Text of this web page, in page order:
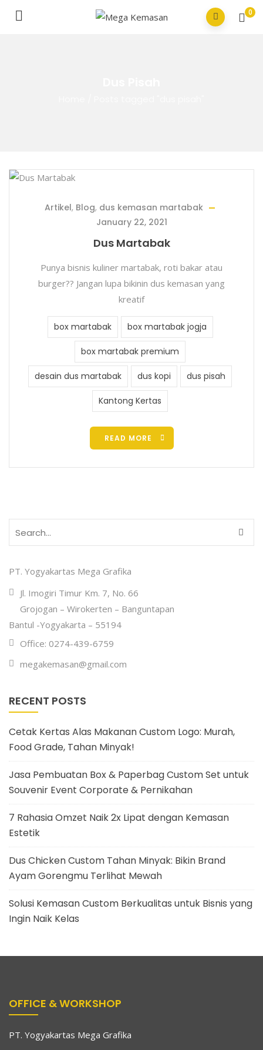
0
Artikel, Blog, dus kemasan martabak
January 22, 2021
Dus Martabak
Punya bisnis kuliner martabak, roti bakar atau
burger?? Jangan lupa bikinin dus kemasan yang
kreatif
box martabak box martabak jogja
box martabak premium
desain dus martabak dus kopi dus pisah
Kantong Kertas
READ MORE
PT. Yogyakartas Mega Grafika
Jl. Imogiri Timur Km. 7, No. 66
Grojogan – Wirokerten – Banguntapan
Bantul -Yogyakarta – 55194
Office: 0274-439-6759
megakemasan@gmail.com
RECENT POSTS
Cetak Kertas Alas Makanan Custom Logo: Murah,
Food Grade, Tahan Minyak!
Jasa Pembuatan Box & Paperbag Custom Set untuk
Souvenir Event Corporate & Pernikahan
7 Rahasia Omzet Naik 2x Lipat dengan Kemasan
Estetik
Dus Chicken Custom Tahan Minyak: Bikin Brand
Ayam Gorengmu Terlihat Mewah
Solusi Kemasan Custom Berkualitas untuk Bisnis yang
Ingin Naik Kelas
OFFICE & WORKSHOP
PT. Yogyakartas Mega Grafika